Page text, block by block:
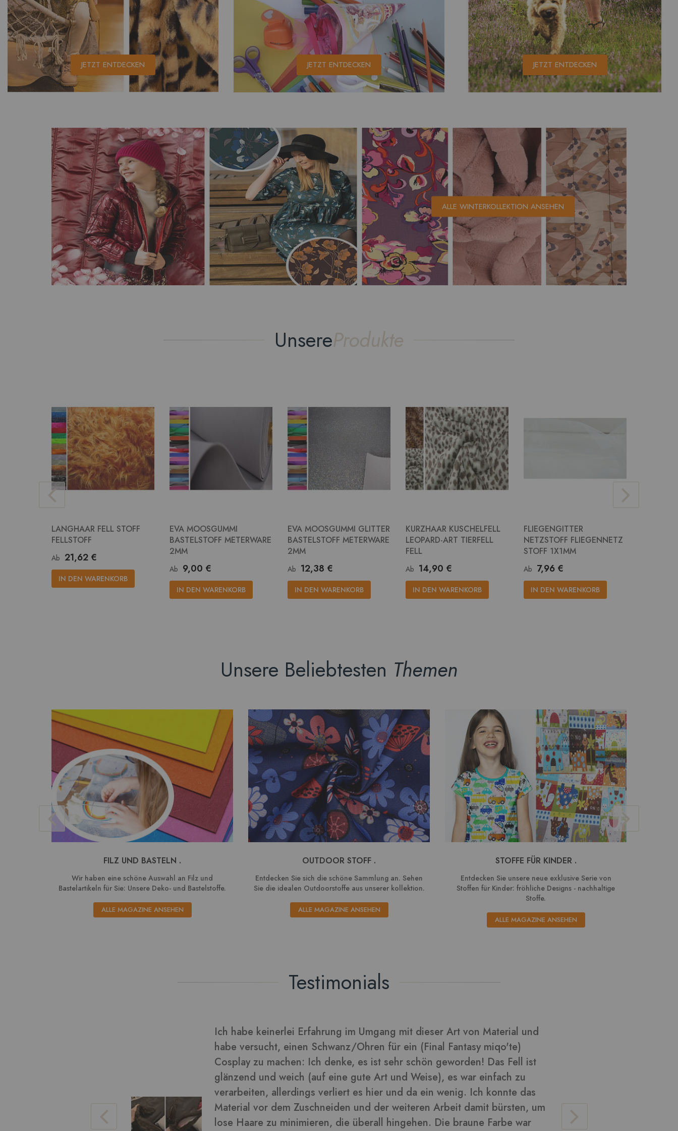
JETZT ENTDECKEN JETZT ENTDECKEN JETZT ENTDECKEN
ALLE WINTERKOLLEKTION ANSEHEN
UnsereProdukte
LANGHAAR FELL STOFF
FELLSTOFF
Ab 21,62 €
IN DEN WARENKORB
EVA MOOSGUMMI
BASTELSTOFF METERWARE
2MM
Ab 9,00 €
IN DEN WARENKORB
EVA MOOSGUMMI GLITTER
BASTELSTOFF METERWARE
2MM
Ab 12,38 €
IN DEN WARENKORB
KURZHAAR KUSCHELFELL
LEOPARD-ART TIERFELL
FELL
Ab 14,90 €
IN DEN WARENKORB
FLIEGENGITTER
NETZSTOFF FLIEGENNETZ
STOFF 1X1MM
Ab 7,96 €
IN DEN WARENKORB
Unsere Beliebtesten Themen
FILZ UND BASTELN .
Wir haben eine schöne Auswahl an Filz und
Bastelartikeln für Sie: Unsere Deko- und Bastelstoffe.
ALLE MAGAZINE ANSEHEN
OUTDOOR STOFF .
Entdecken Sie sich die schöne Sammlung an. Sehen
Sie die idealen Outdoorstoffe aus unserer kollektion.
ALLE MAGAZINE ANSEHEN
STOFFE FÜR KINDER .
Entdecken Sie unsere neue exklusive Serie von
Stoffen für Kinder: fröhliche Designs - nachhaltige
Stoffe.
ALLE MAGAZINE ANSEHEN
Testimonials
Arbeit damit bürsten, um
Die braune Farbe war
Verarbeitet sich gut und die Blätter daraus sehen toll aus ????
Bilder in dieser Rezension
Vera-Kunden